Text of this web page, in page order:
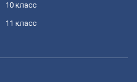
10 класс
11 класс